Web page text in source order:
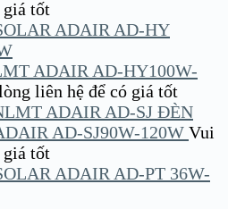
giá tốt
ADAIR AD-HY100W-
liên hệ để có giá tốt
ĐÈN
AD-SJ90W-120W Vui
giá tốt